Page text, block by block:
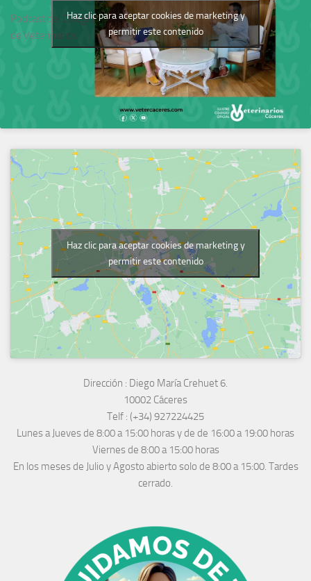
Podcast del Colegio
de Veterinarios
Haz clic para aceptar cookies de marketing y
permitir este contenido
Haz clic para aceptar cookies de marketing y
permitir este contenido
Dirección : Diego María Crehuet 6.
10002 Cáceres
Telf : (+34) 927224425
Lunes a Jueves de 8:00 a 15:00 horas y de de 16:00 a 19:00 horas
Viernes de 8:00 a 15:00 horas
En los meses de Julio y Agosto abierto solo de 8:00 a 15:00. Tardes
cerrado.